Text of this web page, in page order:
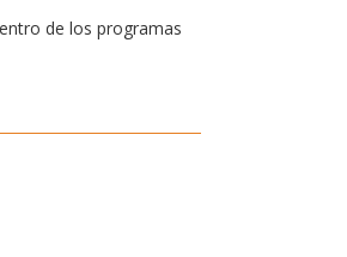
de los programas